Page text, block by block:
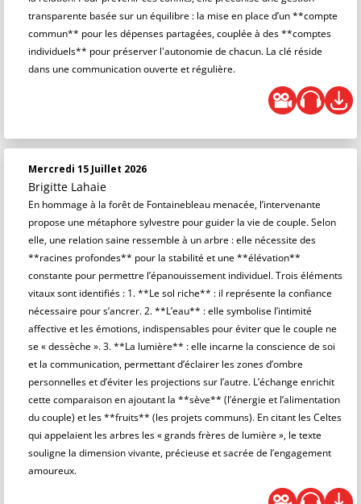
transparente basée sur un équilibre : la mise en place d’un **compte
commun** pour les dépenses partagées, couplée à des **comptes
individuels** pour préserver l'autonomie de chacun. La clé réside
dans une communication ouverte et régulière.
Mercredi 15 Juillet 2026
Brigitte Lahaie
En hommage à la forêt de Fontainebleau menacée, l’intervenante
propose une métaphore sylvestre pour guider la vie de couple. Selon
elle, une relation saine ressemble à un arbre : elle nécessite des
**racines profondes** pour la stabilité et une **élévation**
constante pour permettre l’épanouissement individuel. Trois éléments
vitaux sont identifiés : 1. **Le sol riche** : il représente la confiance
nécessaire pour s’ancrer. 2. **L’eau** : elle symbolise l’intimité
affective et les émotions, indispensables pour éviter que le couple ne
se « dessèche ». 3. **La lumière** : elle incarne la conscience de soi
et la communication, permettant d’éclairer les zones d’ombre
personnelles et d’éviter les projections sur l’autre. L’échange enrichit
cette comparaison en ajoutant la **sève** (l’énergie et l’alimentation
du couple) et les **fruits** (les projets communs). En citant les Celtes
qui appelaient les arbres les « grands frères de lumière », le texte
souligne la dimension vivante, précieuse et sacrée de l’engagement
amoureux.